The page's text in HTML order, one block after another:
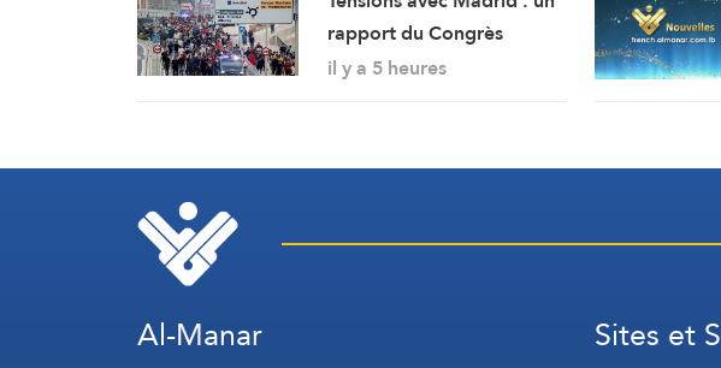
rapport du Congrès
considère Ceuta et Melilla
il y a 5 heures
Al-Manar Sites et